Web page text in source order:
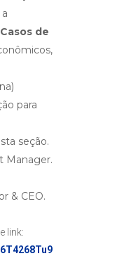
Casos de
para
seção.
Manager.
& CEO.
link: